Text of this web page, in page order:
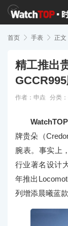
首页  手表  正文
精工推出
作者：申垚 分类：
牌贵朵（
腕表。事实上
行业著名设计
年推出
列增添晨曦蓝